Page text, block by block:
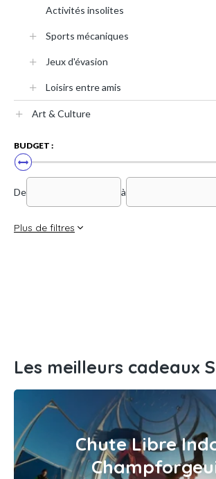
Activités insolites
Sports mécaniques
Jeux d'évasion
Loisirs entre amis
Art & Culture
BUDGET :
De à
Plus de filtres
Les meilleurs cadeaux
Chute Libre